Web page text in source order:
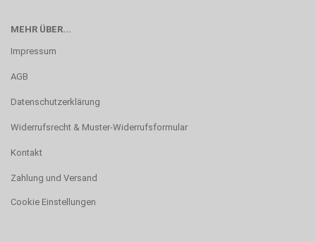
MEHR ÜBER...
Impressum
AGB
Datenschutzerklärung
Widerrufsrecht & Muster-Widerrufsformular
Kontakt
Zahlung und Versand
Cookie Einstellungen